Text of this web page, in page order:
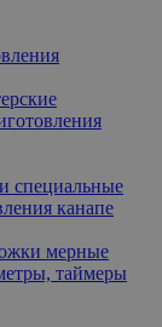
специальные
канапе
мерные
таймеры